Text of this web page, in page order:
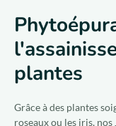
plantes
Grâce à des plantes
roseaux ou les iris, nos